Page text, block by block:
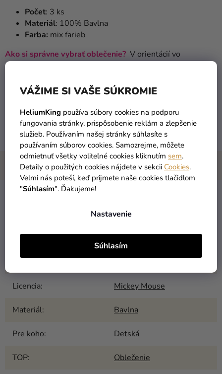
VÁŽIME SI VAŠE SÚKROMIE
HeliumKing používa súbory cookies na podporu
fungovania stránky, prispôsobenie reklám a zlepšenie
služieb. Používaním našej stránky súhlasíte s
používaním súborov cookies. Samozrejme, môžete
odmietnuť všetky voliteľné cookies kliknutím sem.
Detaily o použitých cookies nájdete v sekcii Cookies.
Veľmi nás poteší, keď prijmete naše cookies tlačidlom
"Súhlasím". Ďakujeme!
Nastavenie
Súhlasím
Počet: 3 ks
Materiál: 100% Bavlna
Farba: mix farieb
Ako si správne vybrať oblečenie? V orientácií vo
veľkostiach spodného prádla Vám pomôžu tieto rozmery:
3 - 4 roky -Výška 98/104 cm
5 - 6 rokov-Výška110/116 cm
7 - 8 rokov -Výška122/128 cm
boxerky
EAN
Licencia: Mickey Mouse
Materiál: Bavlna
Pre koho: Detská
TOP: Oblečenie